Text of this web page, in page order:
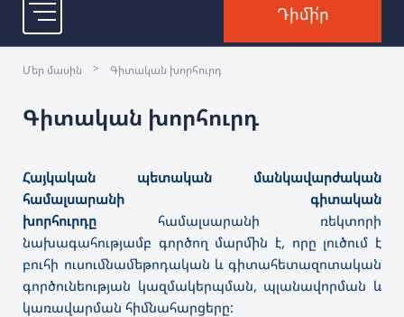
Դիմի՛ր
Մեր մասին > Գիտական խորհուրդ
Գիտական խորհուրդ
Հայկական պետական մանկավարժական
համալսարանի գիտական
խորհուրդը համալսարանի ռեկտորի
նախագահությամբ գործող մարմին է, որը լուծում է
բուհի ուսումնամեթոդական և գիտահետազոտական
գործունեության կազմակերպման, պլանավորման և
կառավարման հիմնահարցերը: